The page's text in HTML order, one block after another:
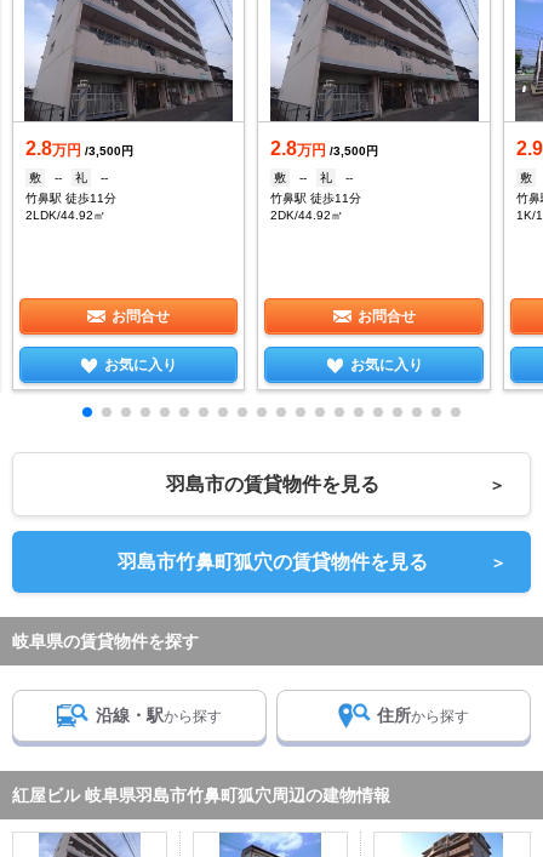
2.8万円 /3,500円
敷
-- 礼
--
竹鼻駅 徒歩11分
2LDK/44.92㎡
お問合せ
お気に入り
2.8万円 /3,500円
敷
-- 礼
--
竹鼻駅 徒歩11分
2DK/44.92㎡
お問合せ
お気に入り
2.9
敷
竹
1K/
羽島市の賃貸物件を見る ＞
羽島市竹鼻町狐穴の賃貸物件を見る ＞
岐阜県の賃貸物件を探す
沿線・駅から探す 住所から探す
紅屋ビル 岐阜県羽島市竹鼻町狐穴周辺の建物情報